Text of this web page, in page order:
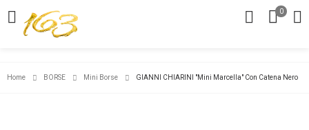
0
Home BORSE Mini Borse GIANNI CHIARINI "Mini Marcella" Con Catena Nero